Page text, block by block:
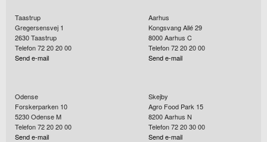
Taastrup
Gregersensvej 1
2630Taastrup
Telefon 72 20 20 00
Send e-mail
Aarhus
Kongsvang Allé 29
8000Aarhus C
Telefon 72 20 20 00
Send e-mail
Odense
Forskerparken 10
5230Odense M
Telefon 72 20 20 00
Send e-mail
Skejby
Agro Food Park 15
8200Aarhus N
Telefon 72 20 30 00
Send e-mail